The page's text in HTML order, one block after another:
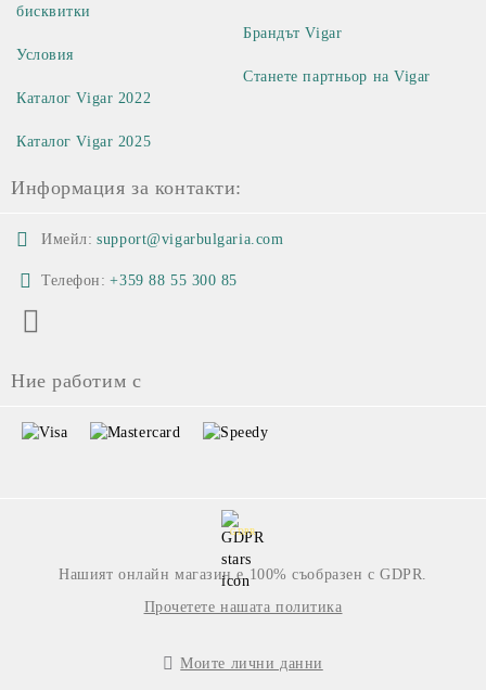
бисквитки
Условия
Каталог Vigar 2022
Брандът Vigar
Станете партньор на Vigar
Каталог Vigar 2025
Информация за контакти:
Имейл: support@vigarbulgaria.com
Телефон: +359 88 55 300 85
Ние работим с
GDPR
Нашият онлайн магазин е 100% съобразен с GDPR.
Прочетете нашата политика
Моите лични данни